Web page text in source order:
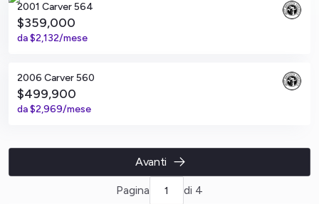
2001 Carver 564
$359,000
da$2,132/mese
2006 Carver 560
$499,900
da$2,969/mese
San Diego, California
Avanti
Pagina di 4